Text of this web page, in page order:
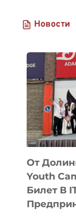
Новости
От
Youth
Билет В